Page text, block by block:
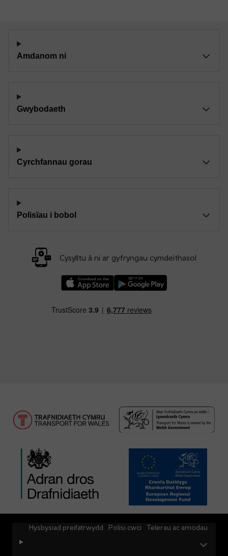
Amdanom ni
Gwybodaeth
Cyrchfannau gorau
Polisïau i bobol
Cysylltu â ni ar gyfryngau cymdeithasol
Hysbysiad preifatrwydd Polisi cwci Telerau ac amodau